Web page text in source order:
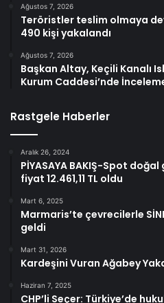
Ağustos 7, 2026
Teröristler teslim olmaya
490 kişi yakalandı
Ağustos 7, 2026
Başkan Altay, Keçili Kanalı
Kurum Caddesi’nde
Rastgele Haberler
Aralık 26, 2024
PİYASAYA BAKIŞ-Spot
fiyat 12.461,11 TL oldu
Mart 6, 2025
Marmaris’te çevrecilerle
geldi
Mart 31, 2026
Kardeşini Vuran Ağabey
Haziran 7, 2025
CHP’li Seçer: Türkiye’de